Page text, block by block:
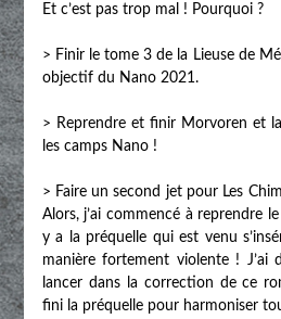
Et c’est pas trop mal ! Pourquoi ?
> Finir le tome 3 de la Lieuse de
objectif du Nano 2021.
> Reprendre et finir Morvoren et
les camps Nano !
> Faire un second jet pour Les
Alors, j’ai commencé à reprendre
y a la préquelle qui est venu
manière fortement violente ! J’ai
lancer dans la correction de ce
fini la préquelle pour harmoniser